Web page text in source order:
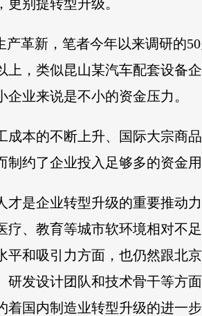
别提转型升级。
产革新，笔者今年以来调研的
上，类似昆山某汽车配套设备
业来说是不小的资金压力。
成本的不断上升、国际大宗商
约了企业投入足够多的资金用
才是企业转型升级的重要推动
疗、教育等城市软环境相对
平和吸引力方面，也仍然跟北
研发设计团队和技术骨干等方
国内制造业转型升级的进一步